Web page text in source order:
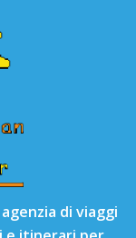
di viaggi